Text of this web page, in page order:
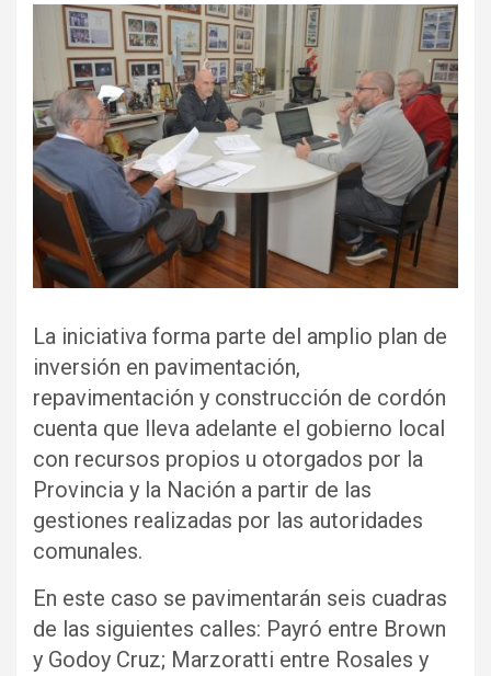
La iniciativa forma parte del amplio plan de
inversión en pavimentación,
repavimentación y construcción de cordón
cuenta que lleva adelante el gobierno local
con recursos propios u otorgados por la
Provincia y la Nación a partir de las
gestiones realizadas por las autoridades
comunales.
En este caso se pavimentarán seis cuadras
de las siguientes calles: Payró entre Brown
y Godoy Cruz; Marzoratti entre Rosales y